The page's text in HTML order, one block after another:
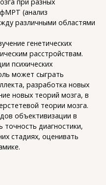
при разных
фМРТ (анализ
различными областями
генетических
расстройствам.
психических
может сыграть
разработка новых
новых теорий мозга, в
теории мозга.
объективизации в
точность диагностики,
стадиях, оценивать